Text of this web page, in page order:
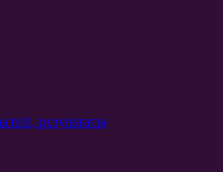
результаты